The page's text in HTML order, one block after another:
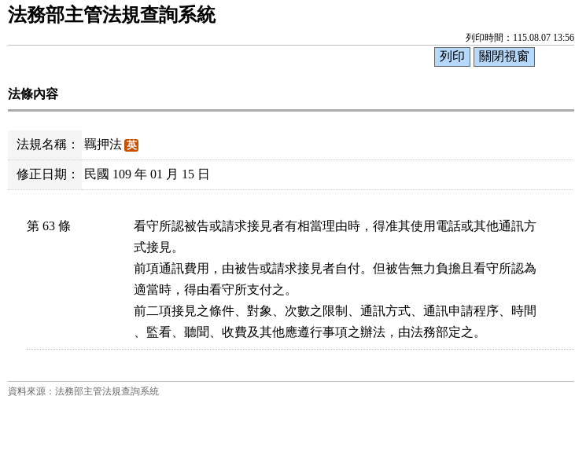
法務部主管法規查詢系統
列印時間：115.08.07 13:56
法條內容
法規名稱： 羈押法 英
修正日期： 民國 109 年 01 月 15 日
第 63 條
看守所認被告或請求接見者有相當理由時，得准其使用電話或其他通訊方
式接見。
前項通訊費用，由被告或請求接見者自付。但被告無力負擔且看守所認為
適當時，得由看守所支付之。
前二項接見之條件、對象、次數之限制、通訊方式、通訊申請程序、時間
、監看、聽聞、收費及其他應遵行事項之辦法，由法務部定之。
資料來源：法務部主管法規查詢系統